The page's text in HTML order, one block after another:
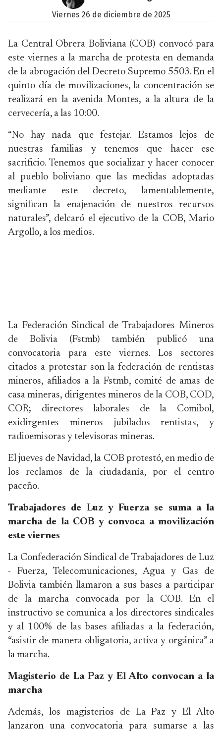
viernes 26 de diciembre de 2025
La Central Obrera Boliviana (COB) convocó para
este viernes a la marcha de protesta en demanda
de la abrogación del Decreto Supremo 5503. En el
quinto día de movilizaciones, la concentración se
realizará en la avenida Montes, a la altura de la
cervecería, a las 10:00.
“No hay nada que festejar. Estamos lejos de
nuestras familias y tenemos que hacer ese
sacrificio. Tenemos que socializar y hacer conocer
al pueblo boliviano que las medidas adoptadas
mediante este decreto, lamentablemente,
significan la enajenación de nuestros recursos
naturales”, delcaró el ejecutivo de la COB, Mario
Argollo, a los medios.
La Federación Sindical de Trabajadores Mineros
de Bolivia (Fstmb) también publicó una
convocatoria para este viernes. Los sectores
citados a protestar son la federación de rentistas
mineros, afiliados a la Fstmb, comité de amas de
casa mineras, dirigentes mineros de la COB, COD,
COR; directores laborales de la Comibol,
exidirgentes mineros jubilados rentistas, y
radioemisoras y televisoras mineras.
El jueves de Navidad, la COB protestó, en medio de
los reclamos de la ciudadanía, por el centro
paceño.
Trabajadores de Luz y Fuerza se suma a la
marcha de la COB y convoca a movilización
este viernes
La Confederación Sindical de Trabajadores de Luz
- Fuerza, Telecomunicaciones, Agua y Gas de
Bolivia también llamaron a sus bases a participar
de la marcha convocada por la COB. En el
instructivo se comunica a los directores sindicales
y al 100% de las bases afiliadas a la federación,
“asistir de manera obligatoria, activa y orgánica” a
la marcha.
Magisterio de La Paz y El Alto convocan a la
marcha
Además, los magisterios de La Paz y El Alto
lanzaron una convocatoria para sumarse a las